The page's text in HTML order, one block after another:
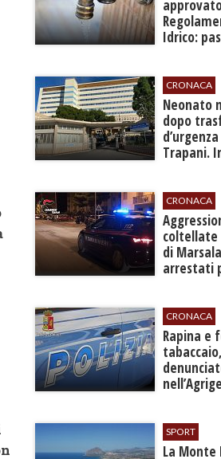
Idrico:
servizio
CRONACA
​Neonato
dopo
Trapani.
CRONACA
coltellate
di
arrestati
CRONACA
​Rapina e
tabaccaio,
SPORT
La Monte